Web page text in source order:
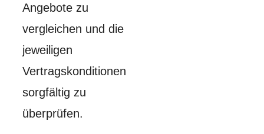
Angebote zu
vergleichen und die
jeweiligen
Vertragskonditionen
sorgfältig zu
überprüfen.